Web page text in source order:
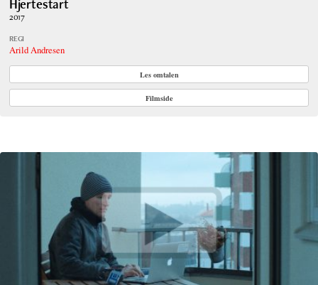
Hjertestart
2017
REGI
Arild Andresen
Les omtalen
Filmside